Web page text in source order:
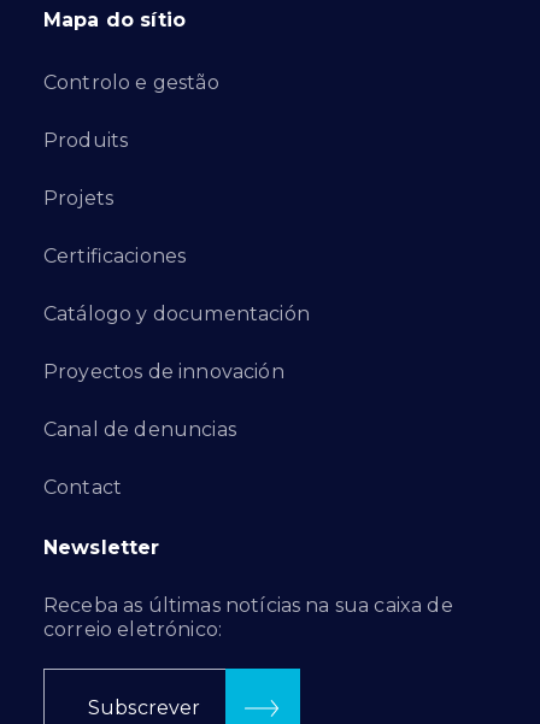
Mapa do sítio
Controlo e gestão
Produits
Projets
Certificaciones
Catálogo y documentación
Proyectos de innovación
Canal de denuncias
Contact
Newsletter
Receba as últimas notícias na sua caixa de
correio eletrónico:
Subscrever